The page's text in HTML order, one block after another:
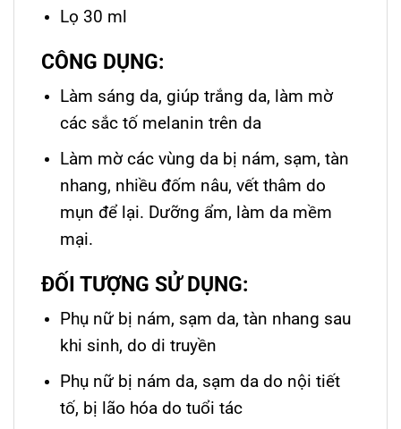
Lọ 30 ml
CÔNG DỤNG:
Làm sáng da, giúp trắng da, làm mờ
các sắc tố melanin trên da
Làm mờ các vùng da bị nám, sạm, tàn
nhang, nhiều đốm nâu, vết thâm do
mụn để lại. Dưỡng ẩm, làm da mềm
mại.
ĐỐI TƯỢNG SỬ DỤNG:
Phụ nữ bị nám, sạm da, tàn nhang sau
khi sinh, do di truyền
Phụ nữ bị nám da, sạm da do nội tiết
tố, bị lão hóa do tuổi tác